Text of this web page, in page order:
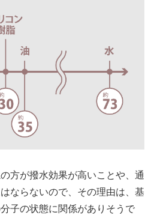
方が撥水効果が高いことや、通
ならないので、その理由は、基
子の状態に関係がありそうで